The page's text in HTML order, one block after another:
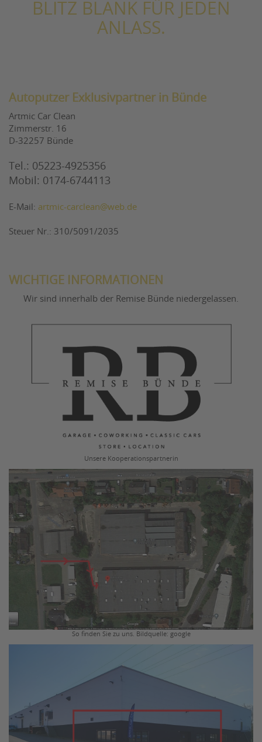
BLITZ BLANK FÜR JEDEN
ANLASS.
Autoputzer Exklusivpartner in Bünde
Artmic Car Clean
Zimmerstr. 16
D-32257 Bünde
Tel.: 05223-4925356
Mobil: 0174-6744113
E-Mail: artmic-carclean@web.de
Steuer Nr.: 310/5091/2035
WICHTIGE INFORMATIONEN
Wir sind innerhalb der Remise Bünde niedergelassen.
Unsere Kooperationspartnerin
So finden Sie zu uns. Bildquelle: google